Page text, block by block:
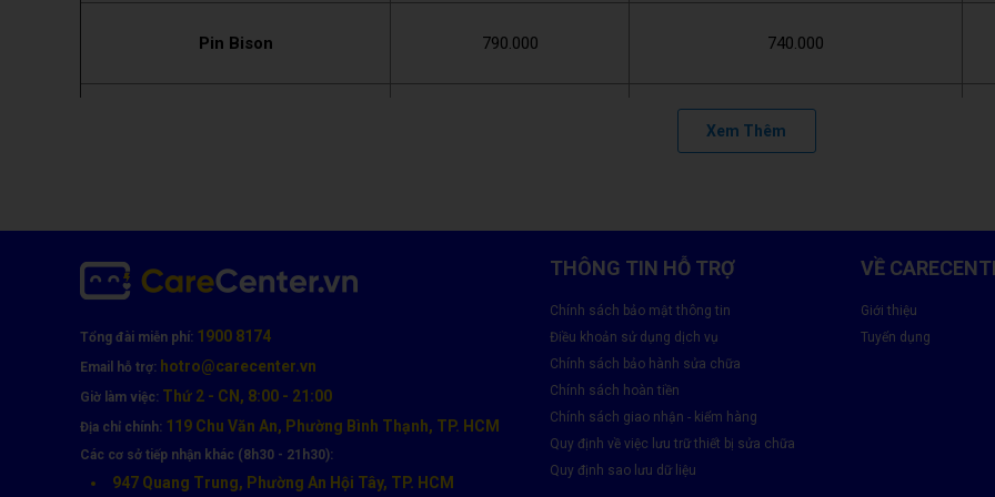
Pin Bison 790.000 740.000
950.000
Pin Pisen Dung lượng cao
Lưu ý:Giá trên đã bao gồm công lắp đặt, tuy nhiên bảng giá chỉ mang tính chất tham khảo và có thể thay đổi theo thời gian
tại trang Carecenter.vn để cập nhật thông tin mới nhất nhé!
Quy trình thay pin chuyên nghiệp iPhone 11 tại Care Center
Xem Thêm
Tổng đài miễn phí: 1900 8174
Email hỗ trợ: hotro@carecenter.vn
Giờ làm việc: Thứ 2 - CN, 8:00 - 21:00
Địa chỉ chính: 119 Chu Văn An, Phường Bình Thạnh, TP. HCM
Các cơ sở tiếp nhận khác (8h30 - 21h30):
947 Quang Trung, Phường An Hội Tây, TP. HCM
THÔNG TIN HỖ TRỢ
Chính sách bảo mật thông tin
Điều khoản sử dụng dịch vụ
Chính sách bảo hành sửa chữa
Chính sách hoàn tiền
Chính sách giao nhận - kiểm hàng
Quy định về việc lưu trữ thiết bị sửa chữa
Quy định sao lưu dữ liệu
VỀ
Giới thiệu
Tuyển dụng